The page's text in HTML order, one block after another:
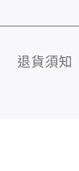
退貨須知